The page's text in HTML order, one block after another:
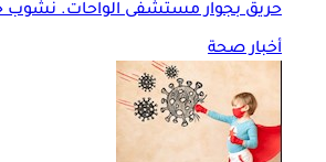
حريق بجوار مستشفى الواحات. نشوب
أخبار صحة